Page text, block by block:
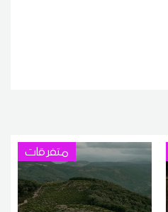
متفرقات